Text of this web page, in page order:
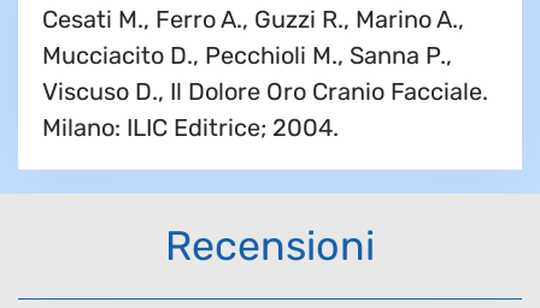
Cesati M., Ferro A., Guzzi R., Marino A.,
Mucciacito D., Pecchioli M., Sanna P.,
Viscuso D., Il Dolore Oro Cranio Facciale.
Milano: ILIC Editrice; 2004.
Recensioni